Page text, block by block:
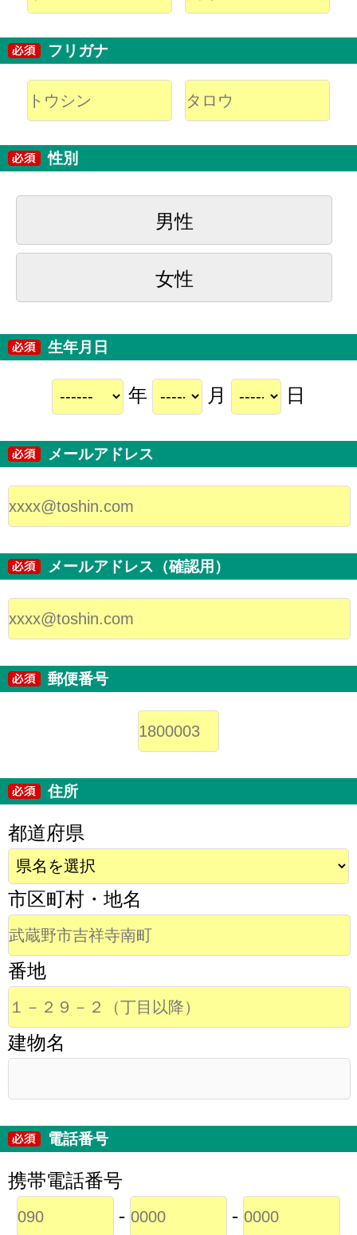
フリガナ
性別
男性
女性
生年月日
年 月 日
メールアドレス
メールアドレス（確認用）
郵便番号
住所
都道府県
市区町村・地名
番地
建物名
電話番号
携帯電話番号
-
-